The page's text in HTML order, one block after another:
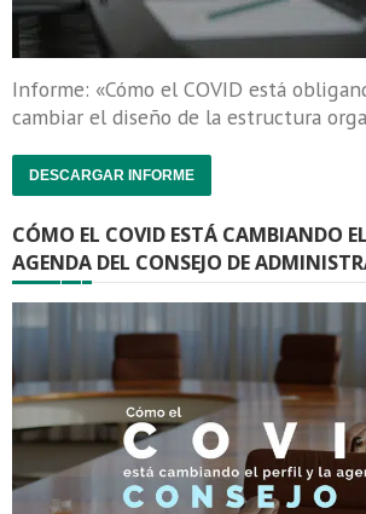
Informe: «Cómo el COVID está
cambiar el diseño de la estructura
DESCARGAR INFORME
CÓMO EL COVID ESTÁ CAMBIANDO
AGENDA DEL CONSEJO DE